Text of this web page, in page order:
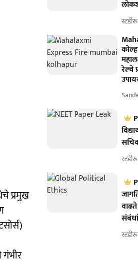
प्रमुख
रेल्वे